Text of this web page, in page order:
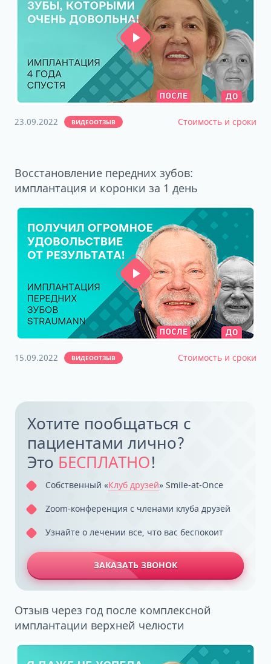
23.09.2022 ВИДЕООТЗЫВ Стоимость и сроки
Восстановление передних зубов:
имплантация и коронки за 1 день
15.09.2022 ВИДЕООТЗЫВ Стоимость и сроки
Хотите пообщаться с
пациентами лично?
Это БЕСПЛАТНО!
Собственный «‎Клуб друзей» Smile-at-Once
Zoom-конференция с членами клуба друзей
Узнайте о лечении все, что вас беспокоит
ЗАКАЗАТЬ ЗВОНОК
Отзыв через год после комплексной
имплантации верхней челюсти